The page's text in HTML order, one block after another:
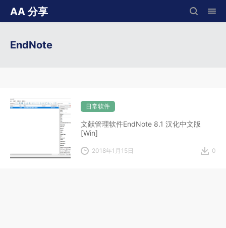
AA 分享
EndNote
日常软件
文献管理软件EndNote 8.1 汉化中文版
[Win]
2018年1月15日 0